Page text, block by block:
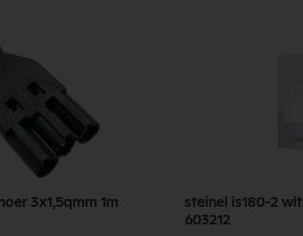
3x1,5qmm 1m
steinel is180-2 wit bewegingsmelder
603212